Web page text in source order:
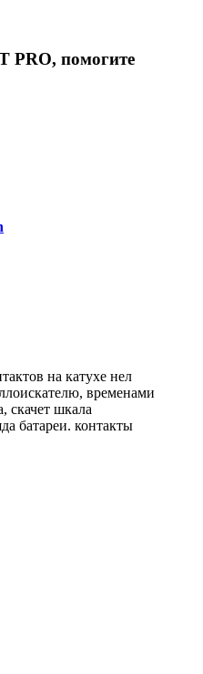
PRO, помогите
на катухе нел
временами
скачет шкала
батареи. контакты